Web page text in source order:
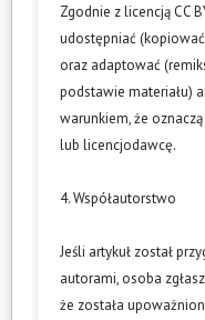
Zgodnie z licencją CC
udostępniać
oraz adaptować
podstawie materiału)
warunkiem, że
lub licencjodawcę.
4. Współautorstwo
Jeśli artykuł został
autorami, osoba
że została